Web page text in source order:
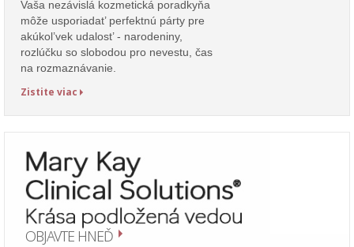
Vaša nezávislá kozmetická poradkyňa
môže usporiadat’ perfektnú párty pre
akúkol’vek udalost’ - narodeniny,
rozlúčku so slobodou pro nevestu, čas
na rozmaznávanie.
Zistite viac
OBJAVTE HNEĎ